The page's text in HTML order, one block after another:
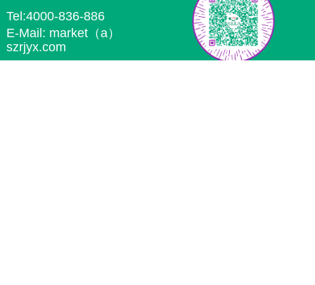
Tel:4000-836-886
E-Mail: market（a）
szrjyx.com